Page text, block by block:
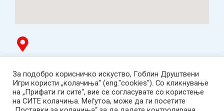
ТЦ Буњаковец - 1. кат, Скопје.
Tел: 078 669 482
Работно време: пон-пет 12:00-19:00 /саб 12:00-17:00
2001-2026 Goblin Games, All Rights Reserved.
За подобро корисничко искуство, Гоблин Друштвени
Игри користи „колачиња“ (eng."cookies"). Со кликнување
на „Прифати ги сите“, вие се согласувате со користење
на СИТЕ колачиња. Меѓутоа, може да ги посетите